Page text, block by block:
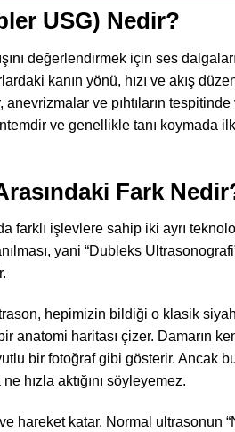
USG) Nedir?
değerlendirmek için ses
kanın yönü, hızı ve akış
ve pıhtıların
ve genellikle tanı koymada
Fark
farklı işlevlere sahip iki ayrı
yani “Dubleks
hepimizin bildiği o klasik
anatomi haritası çizer. Damarın
bir fotoğraf gibi gösterir. Ancak
hızla aktığını söyleyemez.
hareket katar. Normal ultrasonun